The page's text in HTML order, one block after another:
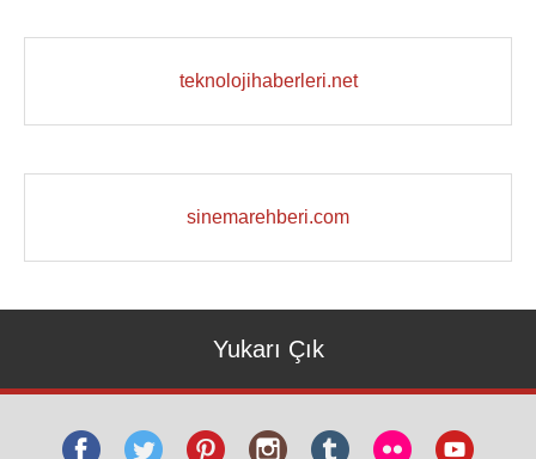
teknolojihaberleri.net
sinemarehberi.com
Yukarı Çık